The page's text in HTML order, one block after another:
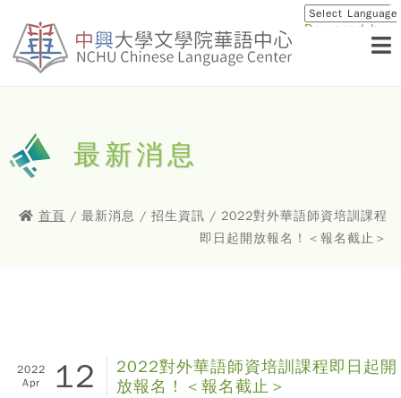
Powered by
最新消息
首頁 / 最新消息 / 招生資訊 / 2022對外華語師資培訓課程
即日起開放報名！＜報名截止＞
2022
Apr
12
2022對外華語師資培訓課程即日起開
放報名！＜報名截止＞